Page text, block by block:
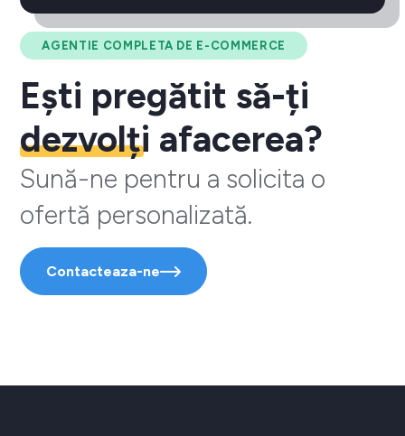
AGENTIE COMPLETA DE E-COMMERCE
Ești pregătit să-ți
dezvolți afacerea?
Sună-ne pentru a solicita o
ofertă personalizată.
Contacteaza-ne